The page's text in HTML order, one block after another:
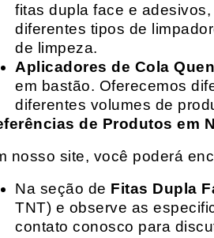
fitas dupla face e
diferentes tipos de
de limpeza.
Aplicadores de Cola
em bastão. Oferecemos
diferentes volumes de
de Produtos em
nosso site, você poderá
Na seção de Fitas Dupla
TNT) e observe as
contato conosco para